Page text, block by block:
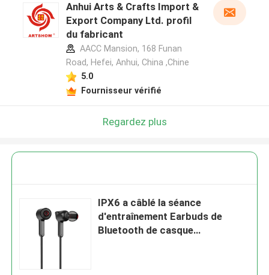
Anhui Arts & Crafts Import &
Export Company Ltd. profil
du fabricant
AACC Mansion, 168 Funan
Road, Hefei, Anhui, China ,Chine
5.0
Fournisseur vérifié
Regardez plus
IPX6 a câblé la séance
d'entraînement Earbuds de
Bluetooth de casque